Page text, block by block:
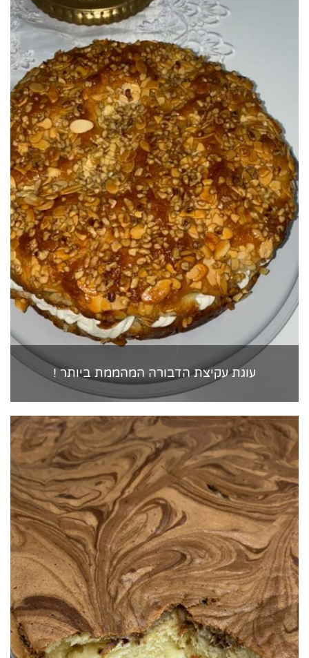
עוגת עקיצת הדבורה המהממת ביותר !